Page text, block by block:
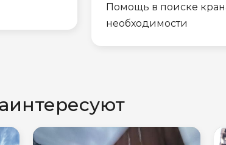
Помощь в поиске
необходимости